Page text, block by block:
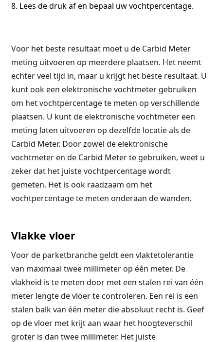
Lees de druk af en bepaal uw vochtpercentage.
Voor het beste resultaat moet u de Carbid Meter
meting uitvoeren op meerdere plaatsen. Het neemt
echter veel tijd in, maar u krijgt het beste resultaat. U
kunt ook een elektronische vochtmeter gebruiken
om het vochtpercentage te meten op verschillende
plaatsen. U kunt de elektronische vochtmeter een
meting laten uitvoeren op dezelfde locatie als de
Carbid Meter. Door zowel de elektronische
vochtmeter en de Carbid Meter te gebruiken, weet u
zeker dat het juiste vochtpercentage wordt
gemeten. Het is ook raadzaam om het
vochtpercentage te meten onderaan de wanden.
Vlakke vloer
Voor de parketbranche geldt een vlaktetolerantie
van maximaal twee millimeter op één meter. De
vlakheid is te meten door met een stalen rei van één
meter lengte de vloer te controleren. Een rei is een
stalen balk van één meter die absoluut recht is. Geef
op de vloer met krijt aan waar het hoogteverschil
groter is dan twee millimeter. Het juiste